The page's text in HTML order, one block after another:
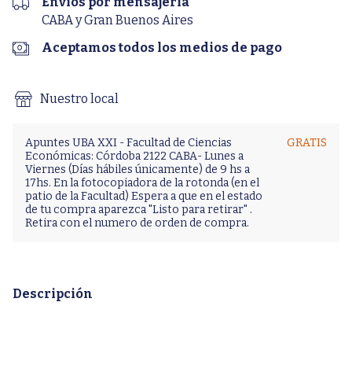
CABA y Gran Buenos Aires
Aceptamos todos los medios de pago
Nuestro local
Apuntes UBA XXI - Facultad de Ciencias
Económicas: Córdoba 2122 CABA- Lunes a
Viernes (Días hábiles únicamente) de 9 hs a
17hs. En la fotocopiadora de la rotonda (en el
patio de la Facultad) Espera a que en el estado
de tu compra aparezca "Listo para retirar" .
Retira con el numero de orden de compra.
GRATIS
Descripción